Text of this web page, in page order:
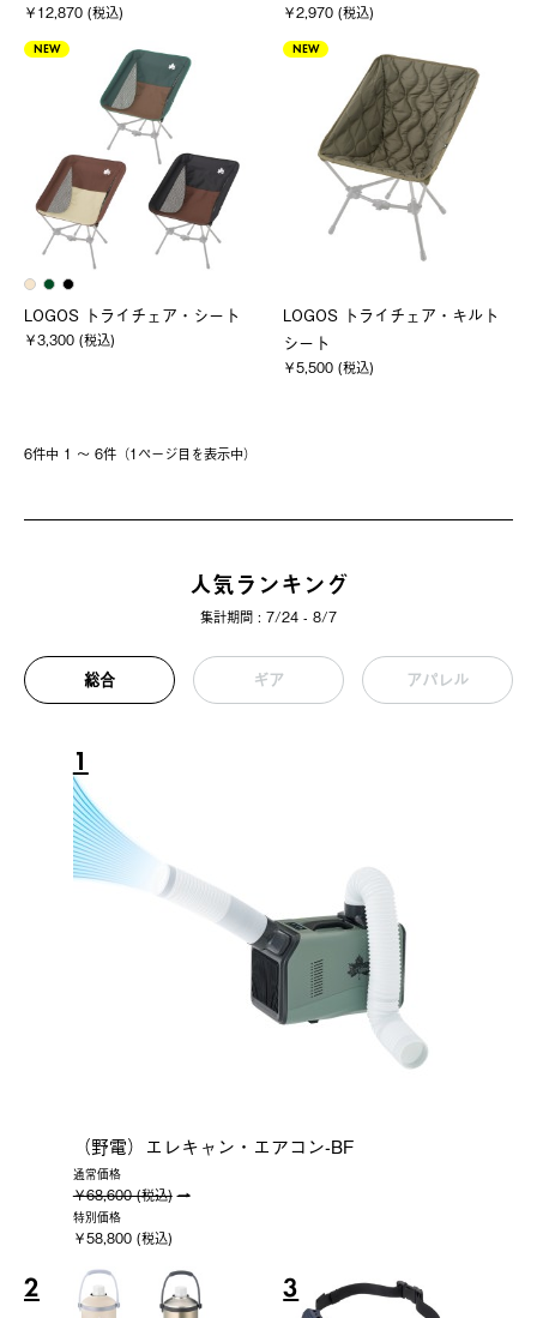
￥12,870 (税込) ￥2,970 (税込)
NEW
LOGOS トライチェア・シート
￥3,300 (税込)
NEW
LOGOS トライチェア・キルト
シート
￥5,500 (税込)
6件中 1 〜 6件（1ページ⽬を表⽰中）
人気ランキング
集計期間 : 7/24 - 8/7
総合 ギア アパレル
1
（野電）エレキャン・エアコン-BF
通常価格
￥68,600 (税込)
特別価格
￥58,800 (税込)
2 3